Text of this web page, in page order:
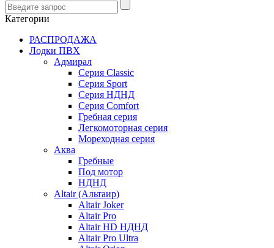
Категории
РАСПРОДАЖА
Лодки ПВХ
Адмирал
Серия Classic
Серия Sport
Серия НДНД
Серия Comfort
Гребная серия
Легкомоторная серия
Мореходная серия
Аква
Гребные
Под мотор
НДНД
Altair (Альтаир)
Altair Joker
Altair Pro
Altair HD НДНД
Altair Pro Ultra